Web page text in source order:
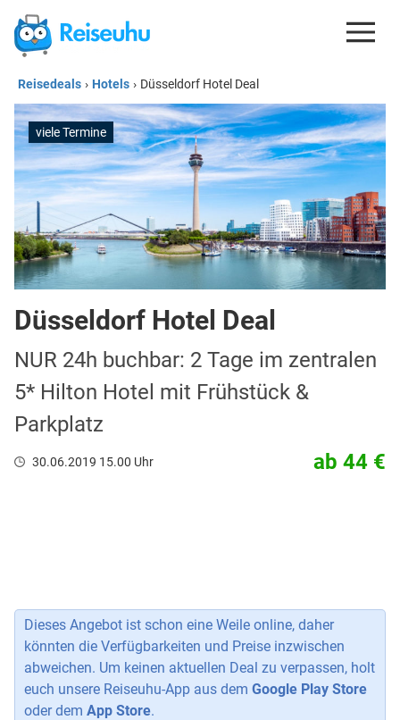
REISEDEALS
GUTSCHEINE
KREDITKARTEN
ESIM
REISEBLOG
Reisedeals › Hotels › Düsseldorf Hotel Deal
viele Termine
Düsseldorf Hotel Deal
NUR 24h buchbar: 2 Tage im zentralen
5* Hilton Hotel mit Frühstück &
Parkplatz
30.06.2019 15.00 Uhr ab 44 €
Dieses Angebot ist schon eine Weile online, daher
könnten die Verfügbarkeiten und Preise inzwischen
abweichen. Um keinen aktuellen Deal zu verpassen, holt
euch unsere Reiseuhu-App aus dem Google Play Store
oder dem App Store.